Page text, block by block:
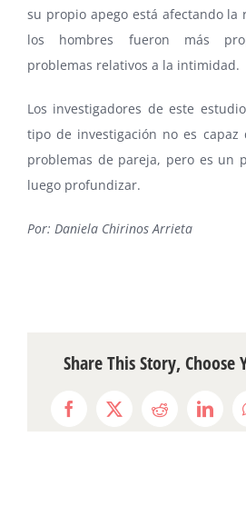
su propio apego está afectando la
los hombres fueron más
problemas relativos a la intimidad.
Los investigadores de este
tipo de investigación no es capaz
problemas de pareja, pero es un
luego profundizar.
Por: Daniela Chirinos Arrieta
Share This Story,
Facebook
X Reddit